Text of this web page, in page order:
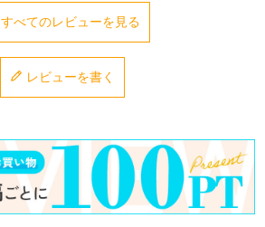
すべてのレビューを見る
レビューを書く